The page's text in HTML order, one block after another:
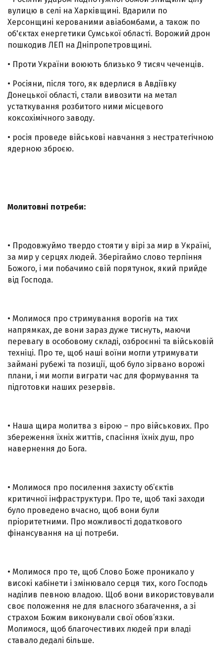
вулицю в селі на Харківщині. Вдарили по
Херсонщині керованими авіабомбами, а також по
об'єктах енергетики Сумської області. Ворожий дрон
пошкодив ЛЕП на Дніпропетровщині.
• Проти України воюють близько 9 тисяч чеченців.
• Росіяни, після того, як вдерлися в Авдіївку
Донецької області, стали вивозити на метал
устаткування розбитого ними місцевого
коксохімічного заводу.
• росія проведе військові навчання з нестратегічною
ядерною зброєю.
Молитовні потреби:
• Продовжуймо твердо стояти у вірі за мир в Україні,
за мир у серцях людей. Зберігаймо слово терпіння
Божого, і ми побачимо свій порятунок, який прийде
від Господа.
• Молимося про стримування ворогів на тих
напрямках, де вони зараз дуже тиснуть, маючи
перевагу в особовому складі, озброєнні та військовій
техніці. Про те, щоб наші воїни могли утримувати
займані рубежі та позиції, щоб було зірвано ворожі
плани, і ми могли виграти час для формування та
підготовки наших резервів.
• Наша щира молитва з вірою – про військових. Про
збереження їхніх життів, спасіння їхніх душ, про
навернення до Бога.
• Молимося про посилення захисту об’єктів
критичної інфраструктури. Про те, щоб такі заходи
було проведено вчасно, щоб вони були
пріоритетними. Про можливості додаткового
фінансування на ці потреби.
• Молимося про те, щоб Слово Боже проникало у
високі кабінети і змінювало серця тих, кого Господь
наділив певною владою. Щоб вони використовували
своє положення не для власного збагачення, а зі
страхом Божим виконували свої обов’язки.
Молимося, щоб благочестивих людей при владі
ставало дедалі більше.